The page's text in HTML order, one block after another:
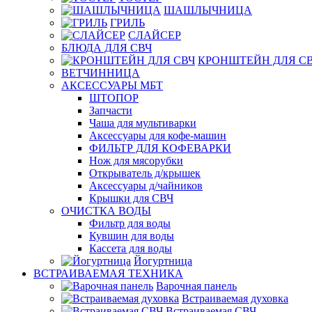
ШАШЛЫЧНИЦА
ГРИЛЬ
СЛАЙСЕР
БЛЮДА ДЛЯ СВЧ
КРОНШТЕЙН ДЛЯ
ВЕТЧИННИЦА
АКСЕССУАРЫ МБТ
ШТОПОР
Запчасти
Чаша для мультиварки
Аксессуары для кофе-машин
ФИЛЬТР ДЛЯ КОФЕВАРКИ
Нож для мясорубки
Открыватель д/крышек
Аксессуары д/чайников
Крышки для СВЧ
ОЧИСТКА ВОДЫ
Фильтр для воды
Кувшин для воды
Кассета для воды
Йогуртница
ВСТРАИВАЕМАЯ ТЕХНИКА
Варочная панель
Встраиваемая духовка